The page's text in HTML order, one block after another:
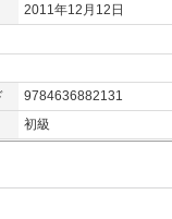
2011年12月12日
9784636882131
初級